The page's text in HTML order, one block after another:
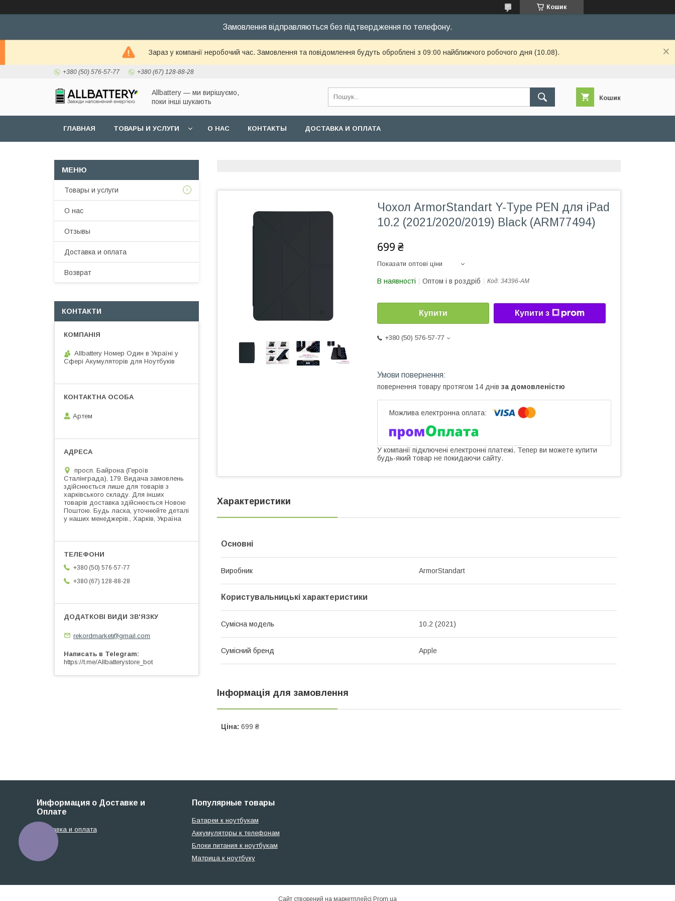
Кошик
Замовлення відправляються без підтвердження по телефону.
Зараз у компанії неробочий час. Замовлення та повідомлення будуть оброблені з 09:00 найближчого робочого дня (10.08).
+380 (50) 576-57-77 +380 (67) 128-88-28
Allbattery — ми вирішуємо,
поки інші шукають
Кошик
ГЛАВНАЯ ТОВАРЫ И УСЛУГИ О НАС КОНТАКТЫ ДОСТАВКА И ОПЛАТА
Чохол ArmorStandart Y-Type PEN для iPad
10.2 (2021/2020/2019) Black (ARM77494)
699 ₴
Показати оптові ціни
В наявності Оптом і в роздріб Код: 34396-AM
Купити Купити з
+380 (50) 576-57-77
повернення товару протягом 14 днів за домовленістю
У компанії підключені електронні платежі. Тепер ви можете купити
будь-який товар не покидаючи сайту.
Характеристики
Основні
Виробник ArmorStandart
Користувальницькі характеристики
Сумісна модель 10.2 (2021)
Сумісний бренд Apple
Інформація для замовлення
Ціна: 699 ₴
Товары и услуги
О нас
Отзывы
Доставка и оплата
Возврат
КОНТАКТИ
Allbattery Номер Один в Україні у
Сфері Акумуляторів для Ноутбуків
Артем
просп. Байрона (Героїв
Сталінграда), 179. Видача замовлень
здійснюється лише для товарів з
харківського складу. Для інших
товарів доставка здійснюється Новою
Поштою. Будь ласка, уточнюйте деталі
у наших менеджерів., Харків, Україна
+380 (50) 576-57-77
+380 (67) 128-88-28
rekordmarket@gmail.com
Написать в Telegram
https://t.me/Allbatterystore_bot
Информация о Доставке и
Оплате
Доставка и оплата
Популярные товары
Батареи к ноутбукам
Аккумуляторы к телефонам
Блоки питания к ноутбукам
Матрица к ноутбуку
Сайт створений на маркетплейсі Prom.ua